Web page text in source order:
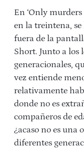
En ‘Only
en la treintena,
fuera de la
Short. Junto a los
generacionales,
vez entiende
relativamente
donde no es
compañeros de
¿acaso no es una
diferentes